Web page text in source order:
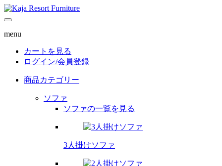
menu
カートを見る
ログイン/会員登録
商品カテゴリー
ソファ
ソファの一覧を見る
3人掛けソファ